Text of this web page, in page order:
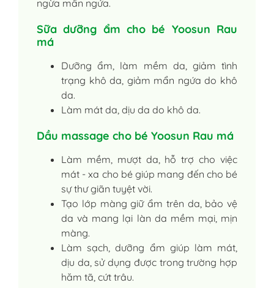
ngừa mẩn ngứa.
Sữa dưỡng ẩm cho bé Yoosun Rau
má
Dưỡng ẩm, làm mềm da, giảm tình
trạng khô da, giảm mẩn ngứa do khô
da.
Làm mát da, dịu da do khô da.
Dầu massage cho bé Yoosun Rau má
Làm mềm, mượt da, hỗ trợ cho việc
mát - xa cho bé giúp mang đến cho bé
sự thư giãn tuyệt vời.
Tạo lớp màng giữ ẩm trên da, bảo vệ
da và mang lại làn da mềm mại, mịn
màng.
Làm sạch, dưỡng ẩm giúp làm mát,
dịu da, sử dụng được trong trường hợp
hăm tã, cứt trâu.